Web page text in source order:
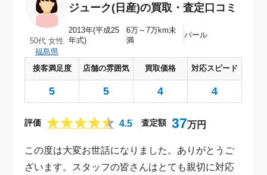
50代 女性
福島県
ジューク(日産)の買取・査定口コミ
2013年(平成25
年式)
6万～7万km未
満
パール
接客満足度 店舗の雰囲気 買取価格 対応スピード
5 5 4 4
評価 4.5 査定額 37万円
この度は大変お世話になりました。ありがとうご
ざいます。スタッフの皆さんはとても親切に対応